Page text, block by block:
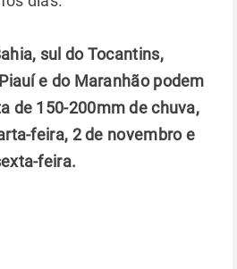
sul do Tocantins,
e do Maranhão podem
de 150-200mm de chuva,
feira, 2 de novembro e
feira.